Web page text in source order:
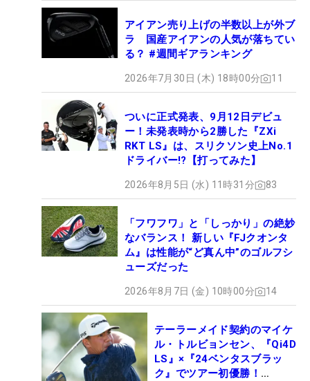
アイアン売り上げの半数以上が外ブ
ラ 国産アイアンの人気が落ちてい
る？ #週間ギアランキング
2026年7月30日 (木) 18時00分 11
ついに正式発表、9月12日デビュ
ー！未発表時から2勝した『ZXi
RKT LS』は、スリクソン史上No.1
ドライバー!?【打ってみた】
2026年8月5日 (水) 11時31分 83
「フワフワ」と「しっかり」の絶妙
なバランス！ 新しい『FJクオンタ
ム』は性能が“ど真ん中”のゴルフシ
ューズだった
2026年8月7日 (金) 10時00分 14
テーラーメイド契約のマイケ
ル・トルビョンセン、『Qi4D
LS』×『24ベンタスブラッ
ク』でツアー初優勝！